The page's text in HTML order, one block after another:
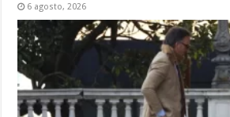
6 agosto, 2026